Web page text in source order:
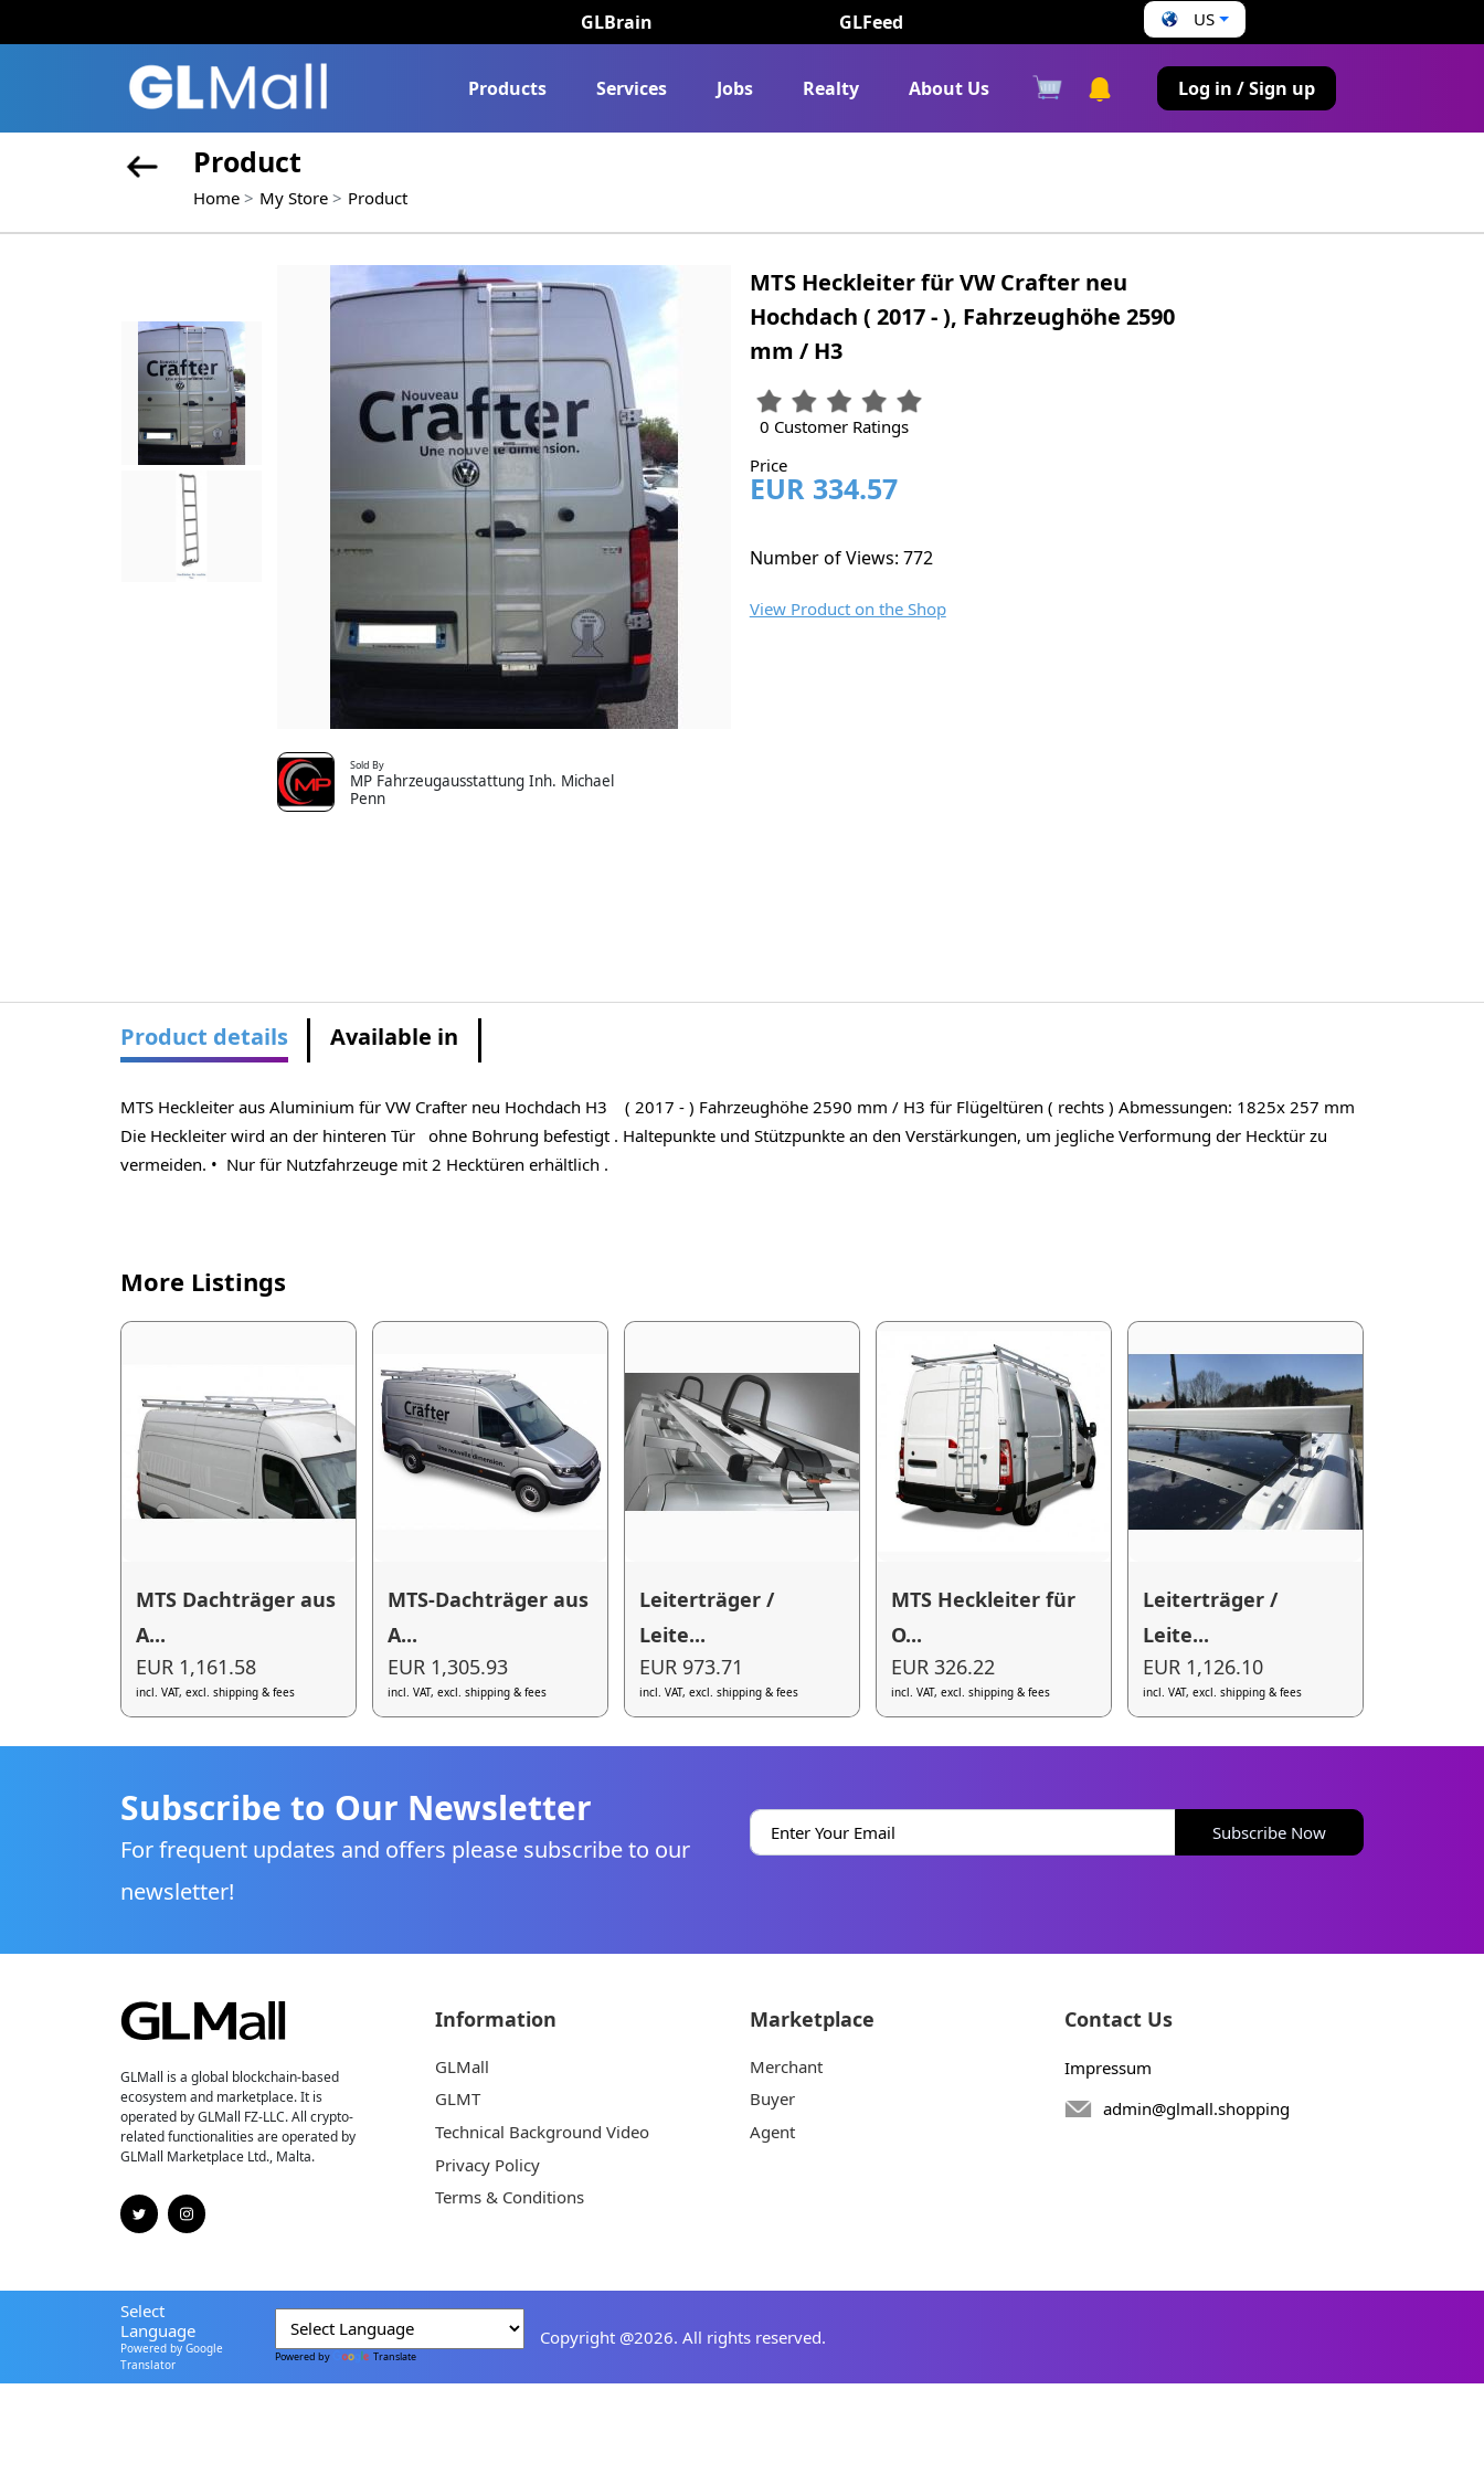
GLBrain GLFeed US
Products Services Jobs Realty About Us Log in / Sign up
Product
Home My Store Product
Sold By
MP Fahrzeugausstattung Inh. Michael
Penn
MTS Heckleiter für VW Crafter neu
Hochdach ( 2017 - ), Fahrzeughöhe 2590
mm / H3
0 Customer Ratings
Price
EUR 334.57
Number of Views: 772
View Product on the Shop
Product details Available in
MTS Heckleiter aus Aluminium für VW Crafter neu Hochdach H3 ( 2017 - ) Fahrzeughöhe 2590 mm / H3 für Flügeltüren ( rechts ) Abmessungen: 1825x 257 mm
Die Heckleiter wird an der hinteren Tür ohne Bohrung befestigt . Haltepunkte und Stützpunkte an den Verstärkungen, um jegliche Verformung der Hecktür zu
vermeiden. • Nur für Nutzfahrzeuge mit 2 Hecktüren erhältlich .
More Listings
MTS Dachträger aus
A...
EUR 1,161.58
incl. VAT, excl. shipping & fees
MTS-Dachträger aus
A...
EUR 1,305.93
incl. VAT, excl. shipping & fees
Leiterträger /
Leite...
EUR 973.71
incl. VAT, excl. shipping & fees
MTS Heckleiter für
O...
EUR 326.22
incl. VAT, excl. shipping & fees
Leiterträger /
Leite...
EUR 1,126.10
incl. VAT, excl. shipping & fees
Subscribe to Our Newsletter
For frequent updates and offers please subscribe to our
newsletter!
Subscribe Now
GLMall is a global blockchain-based
ecosystem and marketplace. It is
operated by GLMall FZ-LLC. All crypto-
related functionalities are operated by
GLMall Marketplace Ltd., Malta.
Information
GLMall
GLMT
Technical Background Video
Privacy Policy
Terms & Conditions
Marketplace
Merchant
Buyer
Agent
Contact Us
Impressum
admin@glmall.shopping
Select
Language
Powered by Google
Translator
Powered by Translate
Copyright @2026. All rights reserved.